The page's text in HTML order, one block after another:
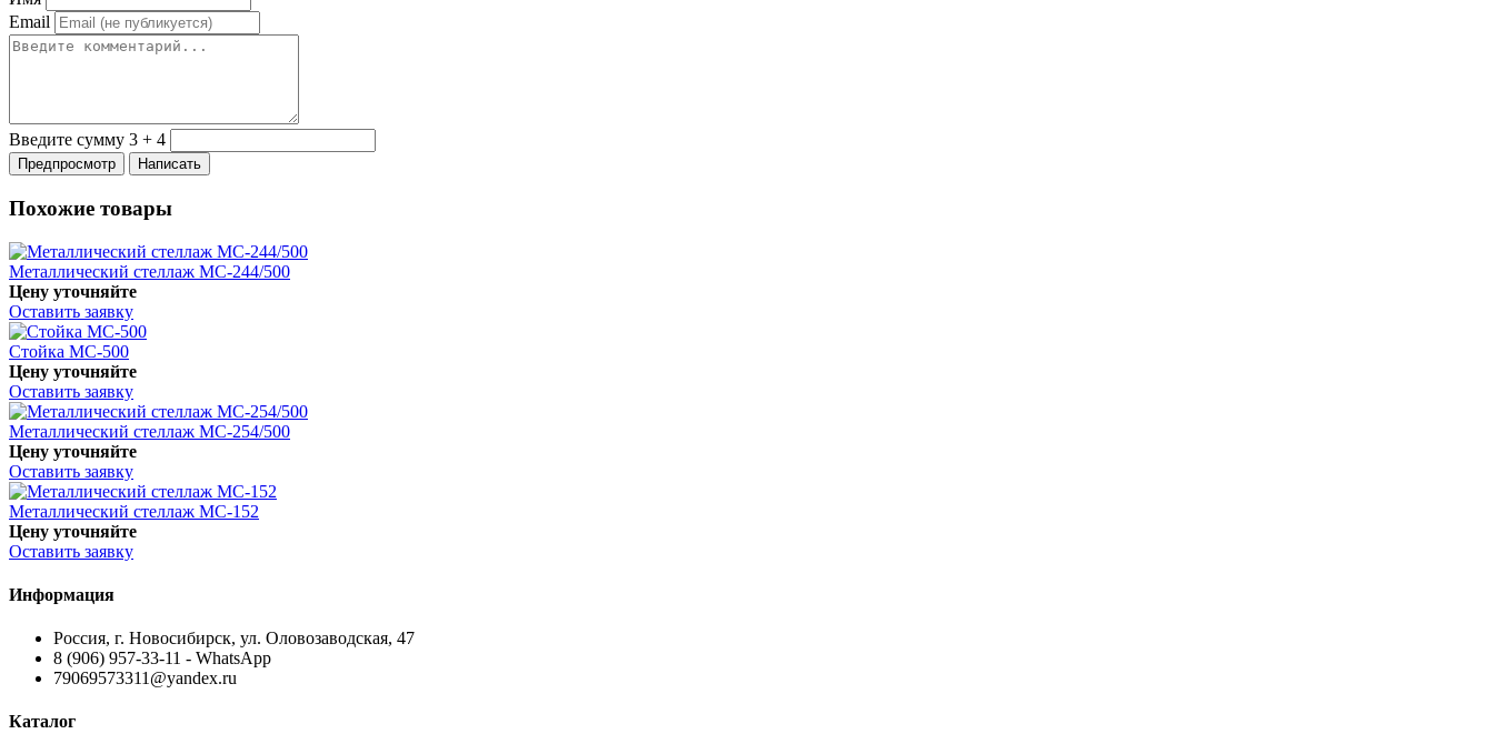
Email
Введите сумму 3 + 4
Похожие товары
Металлический стеллаж МС-244/500
Цену уточняйте
Оставить заявку
Стойка МС-500
Цену уточняйте
Оставить заявку
Металлический стеллаж МС-254/500
Цену уточняйте
Оставить заявку
Металлический стеллаж МС-152
Цену уточняйте
Оставить заявку
Информация
Россия, г. Новосибирск, ул. Оловозаводская, 47
8 (906) 957-33-11 - WhatsApp
79069573311@yandex.ru
Каталог